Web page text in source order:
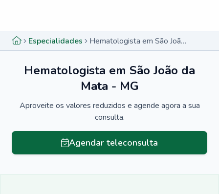
Especialidades Hematologista em São João da Mata - MG
Hematologista em São João da
Mata - MG
Aproveite os valores reduzidos e agende agora a sua
consulta.
Agendar teleconsulta